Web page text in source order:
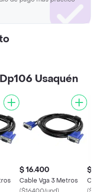
Usaquén
$ 16.400
Cable Vga 3 Metros
$